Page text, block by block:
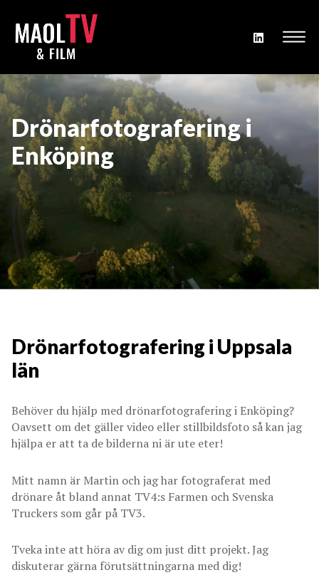
Drönarfotografering i
Enköping
Drönarfotografering i Uppsala
län
Behöver du hjälp med drönarfotografering i Enköping?
Oavsett om det gäller video eller stillbildsfoto så kan jag
hjälpa er att ta de bilderna ni är ute eter!
Mitt namn är Martin och jag har fotograferat med
drönare åt bland annat TV4:s Farmen och Svenska
Truckers som går på TV3.
Tveka inte att höra av dig om just ditt projekt. Jag
diskuterar gärna förutsättningarna med dig!